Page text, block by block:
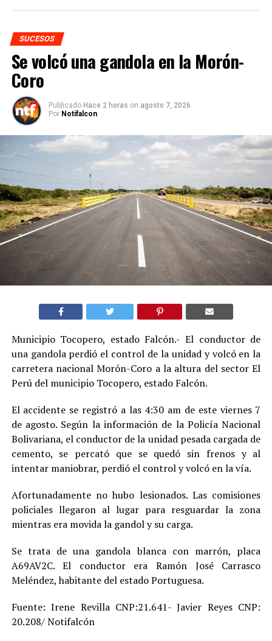
SUCESOS
Se volcó una gandola en la Morón-
Coro
Publicado Hace 2 horas on agosto 7, 2026
Por Notifalcon
Municipio Tocopero, estado Falcón.- El conductor de
una gandola perdió el control de la unidad y volcó en la
carretera nacional Morón-Coro a la altura del sector El
Perú del municipio Tocopero, estado Falcón.
El accidente se registró a las 4:30 am de este viernes 7
de agosto. Según la información de la Policía Nacional
Bolivariana, el conductor de la unidad pesada cargada de
cemento, se percató que se quedó sin frenos y al
intentar maniobrar, perdió el control y volcó en la vía.
Afortunadamente no hubo lesionados. Las comisiones
policiales llegaron al lugar para resguardar la zona
mientras era movida la gandol y su carga.
Se trata de una gandola blanca con marrón, placa
A69AV2C. El conductor era Ramón José Carrasco
Meléndez, habitante del estado Portuguesa.
Fuente: Irene Revilla CNP:21.641- Javier Reyes CNP:
20.208/ Notifalcón